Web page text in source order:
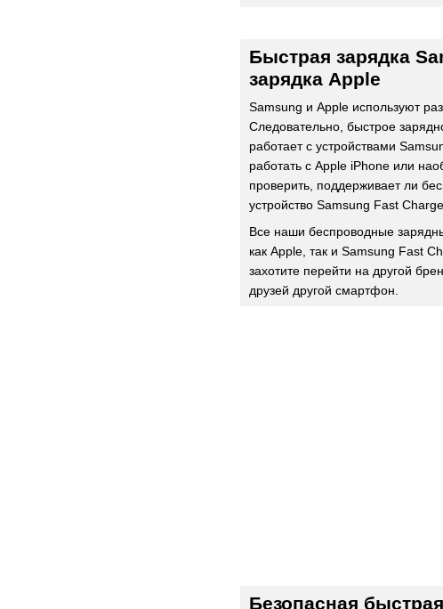
Быстрая зарядка
зарядка Apple
Samsung и Apple используют
Следовательно, быстрое
работает с устройствами
работать с Apple iPhone или
проверить, поддерживает ли
устройство Samsung Fast
Все наши беспроводные
как Apple, так и Samsung Fast
захотите перейти на другой
друзей другой смартфон.
Безопасная